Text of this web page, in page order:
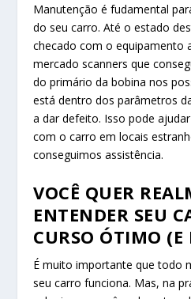
Manutenção é fudamental
do seu carro. Até o estado
checado com o equipamento
mercado scanners que
do primário da bobina nos
está dentro dos parâmetros
a dar defeito. Isso pode
com o carro em locais
conseguimos assistência.
VOCÊ QUER
ENTENDER SEU
CURSO ÓTIMO (E
É muito importante que todo
seu carro funciona. Mas, na